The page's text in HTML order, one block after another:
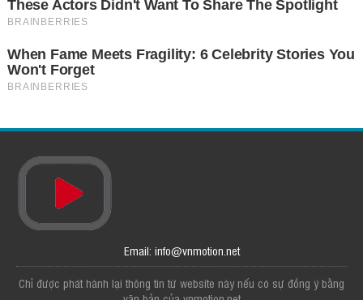
Email: info@vnmotion.net
Chỉ được phát hành lại thông tin từ website này nếu có sự đồng ý bằng